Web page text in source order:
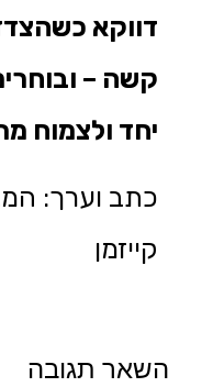
דווקא
קשה –
יחד ולצמוח
כתב וערך:
קייזמן
השאר תגובה